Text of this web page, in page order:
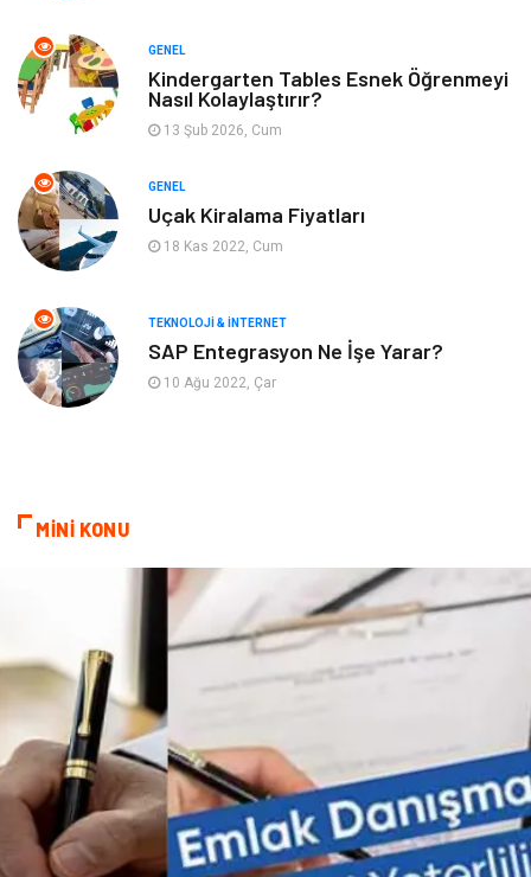
Yeme & İçme Anne & Çocuk
Ev İşleri Gayrimenkul
Organizasyon
Astroloji Aksesuar
Mobilya diş sağlığı
Bebek Giyim
GENEL
Kindergarten Tables Esnek Öğrenmeyi
Nasıl Kolaylaştırır?
13 Şub 2026, Cum
GENEL
Uçak Kiralama Fiyatları
18 Kas 2022, Cum
TEKNOLOJI & İNTERNET
SAP Entegrasyon Ne İşe Yarar?
10 Ağu 2022, Çar
MİNİ KONU